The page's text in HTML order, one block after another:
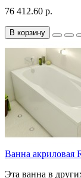
76 412.60 р.
В корзину
Ванна акриловая
Эта ванна в